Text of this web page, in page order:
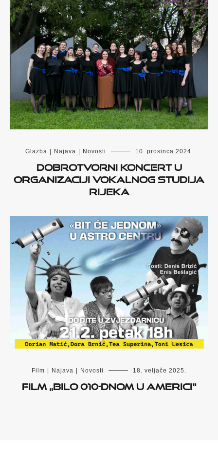
Glazba Najava Novosti 10. prosinca 2024.
Dobrotvorni koncert u
organizaciji Vokalnog studija
Rijeka
Film Najava Novosti 18. veljače 2025.
Film „Bilo 010-dnom u Americi“